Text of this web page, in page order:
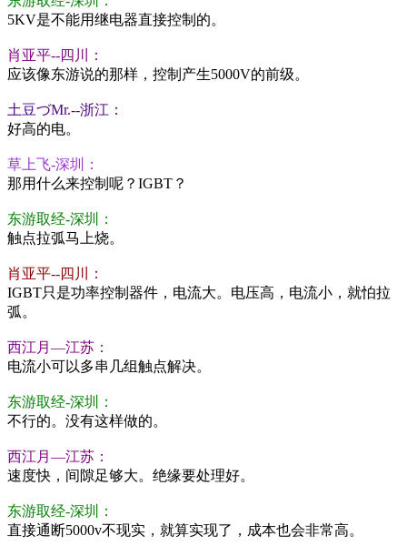
5KV是不能用继电器直接控制的。
肖亚平--四川：
应该像东游说的那样，控制产生5000V的前级。
土豆づMr.--浙江：
好高的电。
草上飞-深圳：
那用什么来控制呢？IGBT？
东游取经-深圳：
触点拉弧马上烧。
肖亚平--四川：
IGBT只是功率控制器件，电流大。电压高，电流小，就怕拉
弧。
西江月—江苏：
电流小可以多串几组触点解决。
东游取经-深圳：
不行的。没有这样做的。
西江月—江苏：
速度快，间隙足够大。绝缘要处理好。
东游取经-深圳：
直接通断5000v不现实，就算实现了，成本也会非常高。